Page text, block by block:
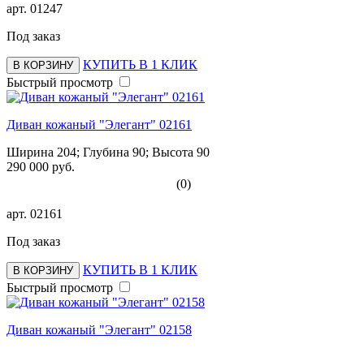
арт. 01247
Под заказ
В КОРЗИНУ
КУПИТЬ В 1 КЛИК
Быстрый просмотр
Диван кожаный "Элегант" 02161
Ширина 204; Глубина 90; Высота 90
290 000 руб.
(0)
арт. 02161
Под заказ
В КОРЗИНУ
КУПИТЬ В 1 КЛИК
Быстрый просмотр
Диван кожаный "Элегант" 02158